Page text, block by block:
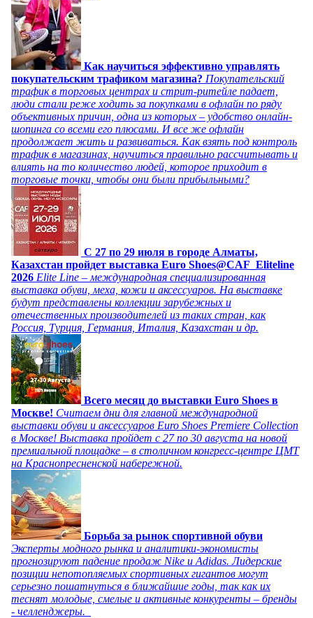
Как научиться эффективно управлять
покупательским трафиком магазина? Покупательский
трафик в торговых центрах и стрит-ритейле падает,
люди стали реже ходить за покупками в офлайн по ряду
объективных причин, одна из которых – удобство онлайн-
шопинга со всеми его плюсами. И все же офлайн
продолжает жить и развиваться. Как взять под контроль
трафик в магазинах, научиться правильно рассчитывать и
влиять на то количество людей, которое приходит в
торговые точки, чтобы они были прибыльными?
C 27 по 29 июля в городе Алматы,
Казахстан пройдет выставка Euro Shoes@CAF_Eliteline
2026 Elite Line – международная специализированная
выставка обуви, меха, кожи и аксессуаров. На выставке
будут представлены коллекции зарубежных и
отечественных производителей из таких стран, как
Россия, Турция, Германия, Италия, Казахстан и др.
Всего месяц до выставки Euro Shoes в
Москве! Считаем дни для главной международной
выставки обуви и аксессуаров Euro Shoes Premiere Collection
в Москве! Выставка пройдет с 27 по 30 августа на новой
премиальной площадке – в столичном конгресс-центре ЦМТ
на Краснопресненской набережной.
Борьба за рынок спортивной обуви
Эксперты модного рынка и аналитики-экономисты
прогнозируют падение продаж Nike и Adidas. Лидерские
позиции непотопляемых спортивных гигантов могут
серьезно пошатнуться в ближайшие годы, так как их
теснят молодые, смелые и активные конкуренты – бренды
- челленджеры.